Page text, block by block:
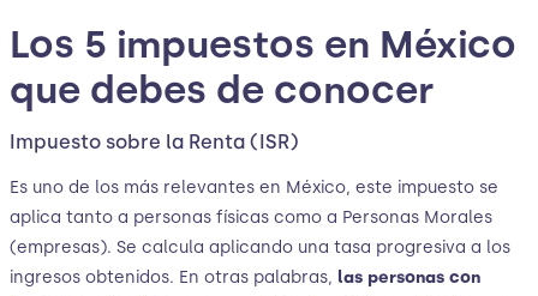
Los 5 impuestos en México
que debes de conocer
Impuesto sobre la Renta (ISR)
Es uno de los más relevantes en México, este impuesto se
aplica tanto a personas físicas como a Personas Morales
(empresas). Se calcula aplicando una tasa progresiva a los
ingresos obtenidos. En otras palabras, las personas con